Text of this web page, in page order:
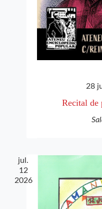
28
Recital de
jul.
12
2026